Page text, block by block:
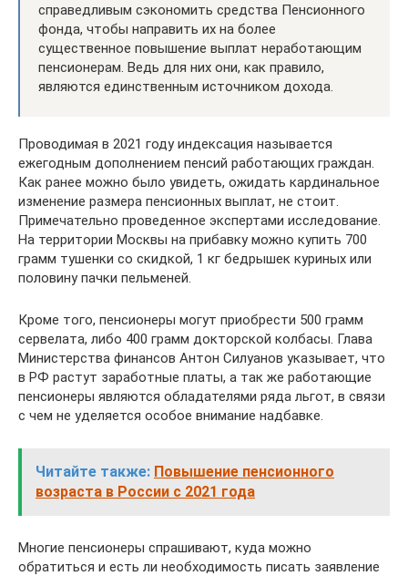
справедливым сэкономить средства Пенсионного
фонда, чтобы направить их на более
существенное повышение выплат неработающим
пенсионерам. Ведь для них они, как правило,
являются единственным источником дохода.
Проводимая в 2021 году индексация называется
ежегодным дополнением пенсий работающих граждан.
Как ранее можно было увидеть, ожидать кардинальное
изменение размера пенсионных выплат, не стоит.
Примечательно проведенное экспертами исследование.
На территории Москвы на прибавку можно купить 700
грамм тушенки со скидкой, 1 кг бедрышек куриных или
половину пачки пельменей.
Кроме того, пенсионеры могут приобрести 500 грамм
сервелата, либо 400 грамм докторской колбасы. Глава
Министерства финансов Антон Силуанов указывает, что
в РФ растут заработные платы, а так же работающие
пенсионеры являются обладателями ряда льгот, в связи
с чем не уделяется особое внимание надбавке.
Читайте также: Повышение пенсионного
возраста в России с 2021 года
Многие пенсионеры спрашивают, куда можно
обратиться и есть ли необходимость писать заявление